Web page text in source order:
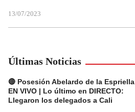
13/07/2023
Últimas Noticias
🔴 Posesión Abelardo de la Espriella
EN VIVO | Lo último en DIRECTO:
Llegaron los delegados a Cali